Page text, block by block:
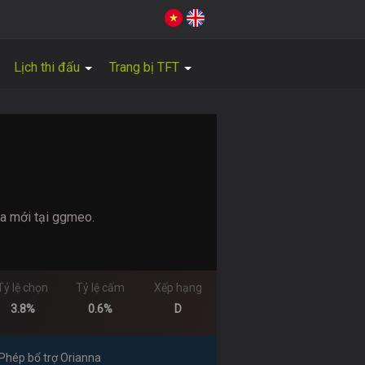
Lịch thi đấu Trang bị TFT
mới tại ggmeo.
lệ chọn
3.8%
Tỷ lệ cấm
0.6%
Xếp hạng
D
bổ trợ Orianna